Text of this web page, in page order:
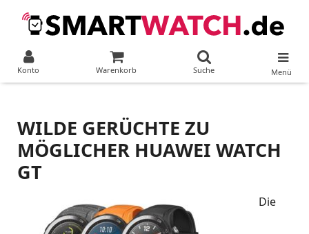
Konto Warenkorb Suche Menü
WILDE GERÜCHTE ZU
MÖGLICHER HUAWEI WATCH
GT
Die